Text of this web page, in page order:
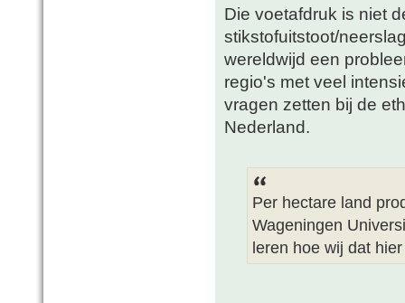
Die voetafdruk is niet
stikstofuitstoot/
wereldwijd een
regio's met veel
vragen zetten bij de
Nederland.
Per hectare land
Wageningen
leren hoe wij dat